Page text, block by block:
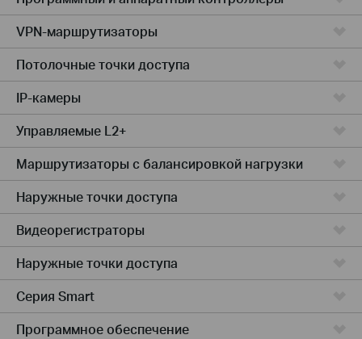
VPN-маршрутизаторы
Потолочные точки доступа
IP-камеры
Управляемые L2+
Маршрутизаторы с балансировкой нагрузки
Наружные точки доступа
Видеорегистраторы
Наружные точки доступа
Серия Smart
Программное обеспечение